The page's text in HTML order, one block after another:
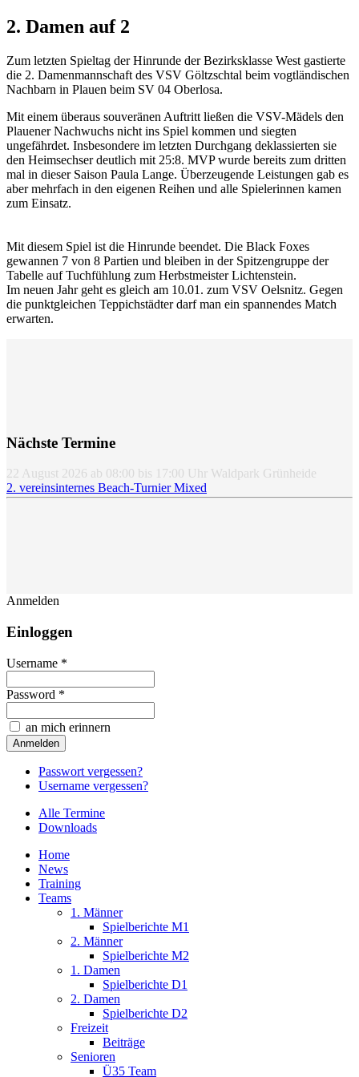
2. Damen auf 2
Zum letzten Spieltag der Hinrunde der Bezirksklasse West gastierte
die 2. Damenmannschaft des VSV Göltzschtal beim vogtländischen
Nachbarn in Plauen beim SV 04 Oberlosa.
Mit einem überaus souveränen Auftritt ließen die VSV-Mädels den
Plauener Nachwuchs nicht ins Spiel kommen und siegten
ungefährdet. Insbesondere im letzten Durchgang deklassierten sie
den Heimsechser deutlich mit 25:8. MVP wurde bereits zum dritten
mal in dieser Saison Paula Lange. Überzeugende Leistungen gab es
aber mehrfach in den eigenen Reihen und alle Spielerinnen kamen
zum Einsatz.
Mit diesem Spiel ist die Hinrunde beendet. Die Black Foxes
gewannen 7 von 8 Partien und bleiben in der Spitzengruppe der
Tabelle auf Tuchfühlung zum Herbstmeister Lichtenstein.
Im neuen Jahr geht es gleich am 10.01. zum VSV Oelsnitz. Gegen
die punktgleichen Teppichstädter darf man ein spannendes Match
erwarten.
Nächste Termine
22 August 2026 ab 08:00 bis 17:00 Uhr Waldpark Grünheide
2. vereinsinternes Beach-Turnier Mixed
Anmelden
Einloggen
Username *
Password *
an mich erinnern
Passwort vergessen?
Username vergessen?
Alle Termine
Downloads
Home
News
Training
Teams
1. Männer
Spielberichte M1
2. Männer
Spielberichte M2
1. Damen
Spielberichte D1
2. Damen
Spielberichte D2
Freizeit
Beiträge
Senioren
Ü35 Team